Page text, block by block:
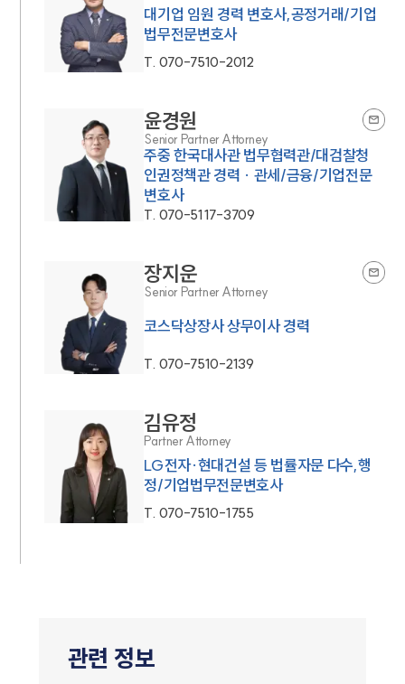
대기업 임원 경력 변호사,공정거래/기업
법무전문변호사
T. 070-7510-2012
윤경원
Senior Partner Attorney
주중 한국대사관 법무협력관/대검찰청
인권정책관 경력 · 관세/금융/기업전문
변호사
T. 070-5117-3709
장지운
Senior Partner Attorney
코스닥상장사 상무이사 경력
T. 070-7510-2139
김유정
Partner Attorney
LG전자·현대건설 등 법률자문 다수,행
정/기업법무전문변호사
T. 070-7510-1755
관련 정보